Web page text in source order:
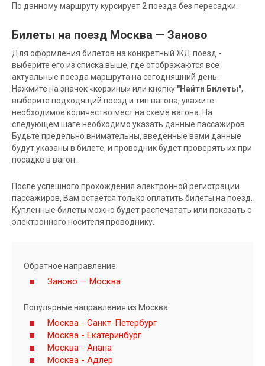
По данному маршруту курсирует 2 поезда без пересадки.
Билеты на поезд Москва — Заново
Для оформления билетов на конкретный ЖД поезд -
выберите его из списка выше, где отображаются все
актуальные поезда маршрута на сегодняшний день.
Нажмите на значок «корзины» или кнопку "Найти Билеты",
выберите подходящий поезд и тип вагона, укажите
необходимое количество мест на схеме вагона. На
следующем шаге необходимо указать данные пассажиров.
Будьте предельно внимательны, введенные вами данные
будут указаны в билете, и проводник будет проверять их при
посадке в вагон.
После успешного прохождения электронной регистрации
пассажиров, Вам остается только оплатить билеты на поезд.
Купленные билеты можно будет распечатать или показать с
электронного носителя проводнику.
Обратное направление:
Заново — Москва
Популярные направления из Москва:
Москва - Санкт-Петербург
Москва - Екатеринбург
Москва - Анапа
Москва - Адлер